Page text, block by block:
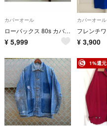
カバーオール
ローバックス 80s カバーオール USA製 15245m ROEBUKS 90
¥ 5,999
カバーオール
¥ 3,900
1%還元